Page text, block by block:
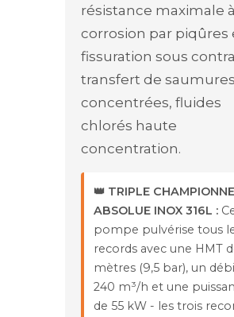
résistance maximale
corrosion par piqûres
fissuration sous
transfert de saumures
concentrées, fluides
chlorés haute
concentration.
👑 TRIPLE CHAMPIONNE
ABSOLUE INOX 316L :
pompe pulvérise tous
records avec une HMT
mètres (9,5 bar), un
240 m³/h et une
de 55 kW - les trois